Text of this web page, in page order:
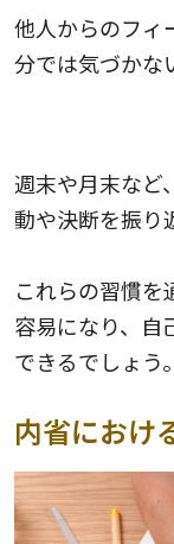
他人からのフィ
分では気づかな
週末や月末など
動や決断を振り
これらの習慣
容易になり、自
できるでしょう。
内省におけ